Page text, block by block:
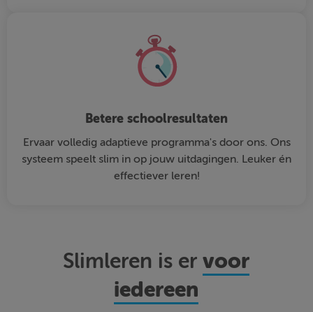
Betere schoolresultaten
Ervaar volledig adaptieve programma's door ons. Ons
systeem speelt slim in op jouw uitdagingen. Leuker én
effectiever leren!
Slimleren is ervoor
iedereen